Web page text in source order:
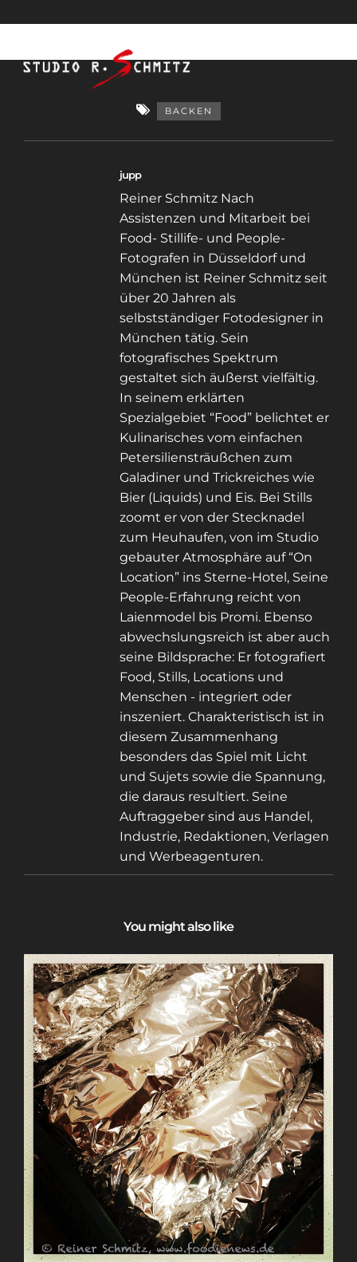
BACKEN
jupp
Reiner Schmitz Nach
Assistenzen und Mitarbeit bei
Food- Stillife- und People-
Fotografen in Düsseldorf und
München ist Reiner Schmitz seit
über 20 Jahren als
selbstständiger Fotodesigner in
München tätig. Sein
fotografisches Spektrum
gestaltet sich äußerst vielfältig.
In seinem erklärten
Spezialgebiet “Food” belichtet er
Kulinarisches vom einfachen
Petersiliensträußchen zum
Galadiner und Trickreiches wie
Bier (Liquids) und Eis. Bei Stills
zoomt er von der Stecknadel
zum Heuhaufen, von im Studio
gebauter Atmosphäre auf “On
Location” ins Sterne-Hotel, Seine
People-Erfahrung reicht von
Laienmodel bis Promi. Ebenso
abwechslungsreich ist aber auch
seine Bildsprache: Er fotografiert
Food, Stills, Locations und
Menschen - integriert oder
inszeniert. Charakteristisch ist in
diesem Zusammenhang
besonders das Spiel mit Licht
und Sujets sowie die Spannung,
die daraus resultiert. Seine
Auftraggeber sind aus Handel,
Industrie, Redaktionen, Verlagen
und Werbeagenturen.
You might also like